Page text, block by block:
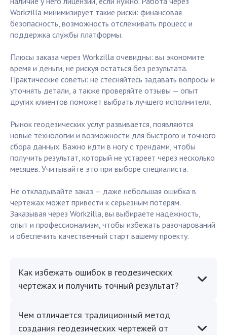
Workzilla минимизирует такие риски: финансовая
безопасность, возможность отслеживать процесс и
поддержка службы платформы.
Плюсы заказа через Workzilla очевидны: вы экономите
время и деньги, не рискуя остаться без результата.
Практические советы: не стесняйтесь задавать вопросы и
уточнять детали, а также проверяйте отзывы — опыт
других клиентов поможет выбрать лучшего исполнителя.
Рынок геодезических услуг развивается, появляются
новые технологии и возможности для быстрого и точного
сбора данных. Важно идти в ногу с трендами, чтобы
получить результат, который не устареет через несколько
месяцев. Учитывайте это при выборе специалиста.
Не откладывайте заказ — даже небольшая ошибка в
чертежах может привести к серьезным потерям.
Заказывая через Workzilla, вы выбираете надежность,
опыт и профессионализм, чтобы избежать разочарований
и обеспечить качественный старт вашему проекту.
Как избежать ошибок в геодезических
чертежах и получить точный результат?
Чем отличается традиционный метод
создания геодезических чертежей от